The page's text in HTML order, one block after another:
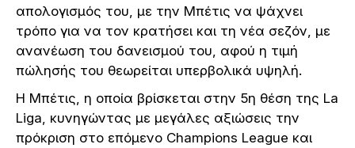
απολογισμός του, με την Μπέτις να ψάχνει
τρόπο για να τον κρατήσει και τη νέα σεζόν, με
ανανέωση του δανεισμού του, αφού η τιμή
πώλησής του θεωρείται υπερβολικά υψηλή.
Η Μπέτις, η οποία βρίσκεται στην 5η θέση της La
Liga, κυνηγώντας με μεγάλες αξιώσεις την
πρόκριση στο επόμενο Champions League και